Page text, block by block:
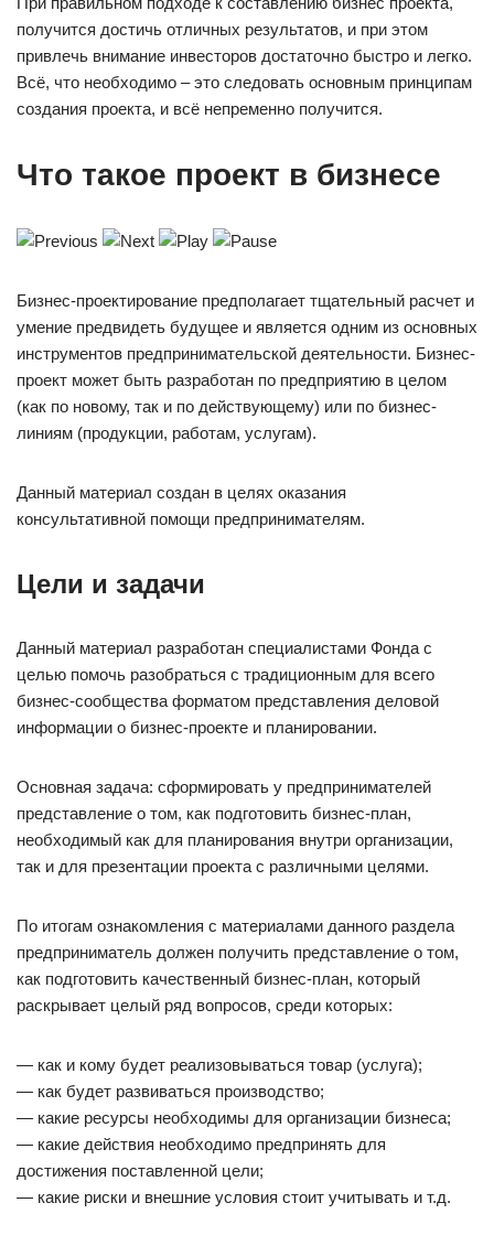
получится достичь отличных результатов, и при этом
привлечь внимание инвесторов достаточно быстро и легко.
Всё, что необходимо – это следовать основным принципам
создания проекта, и всё непременно получится.
Что такое проект в бизнесе
Бизнес-проектирование предполагает тщательный расчет и
умение предвидеть будущее и является одним из основных
инструментов предпринимательской деятельности. Бизнес-
проект может быть разработан по предприятию в целом
(как по новому, так и по действующему) или по бизнес-
линиям (продукции, работам, услугам).
Данный материал создан в целях оказания
консультативной помощи предпринимателям.
Цели и задачи
Данный материал разработан специалистами Фонда с
целью помочь разобраться с традиционным для всего
бизнес-сообщества форматом представления деловой
информации о бизнес-проекте и планировании.
Основная задача: сформировать у предпринимателей
представление о том, как подготовить бизнес-план,
необходимый как для планирования внутри организации,
так и для презентации проекта с различными целями.
По итогам ознакомления с материалами данного раздела
предприниматель должен получить представление о том,
как подготовить качественный бизнес-план, который
раскрывает целый ряд вопросов, среди которых:
— как и кому будет реализовываться товар (услуга);
— как будет развиваться производство;
— какие ресурсы необходимы для организации бизнеса;
— какие действия необходимо предпринять для
достижения поставленной цели;
— какие риски и внешние условия стоит учитывать и т.д.